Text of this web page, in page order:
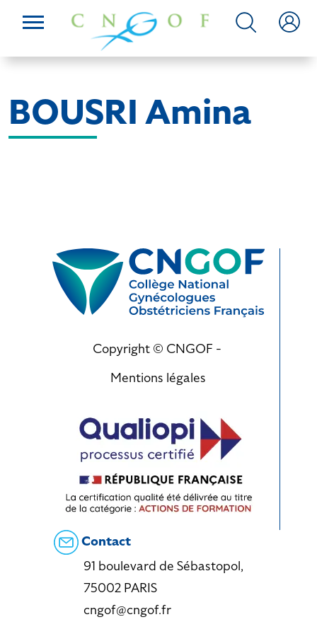
BOUSRI Amina
Copyright © CNGOF -
Mentions légales
Contact
91 boulevard de Sébastopol,
75002 PARIS
cngof@cngof.fr